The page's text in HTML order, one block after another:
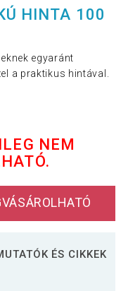
HINTA 100
egyaránt
a praktikus hintával.
NEM
ÉS CIKKEK